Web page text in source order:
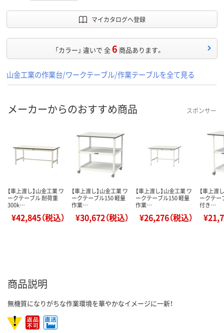
マイカタログへ登録
「カラー」 違いで 全6 商品あります。
山金工業の作業台/ワークテーブル/作業テーブルを全て見る
メーカーからのおすすめ商品 スポンサー
【車上渡し】山金工業 ワ
ークテーブル 耐荷重
300k…
¥42,845（税込）
【車上渡し】山金工業 ワ
ークテーブル150 軽量
作業…
¥30,672（税込）
【車上渡し】山金工業 ワ
ークテーブル150 軽量
作業…
¥26,276（税込）
【車上渡
ークテー
付き…
商品説明
無機質になりがちな作業環境を華やかなイメージに一新！